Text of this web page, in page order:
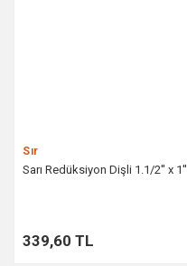
Sır
Sarı Redüksiyon Dişli 1.1/2'' x 1''
339,60 TL